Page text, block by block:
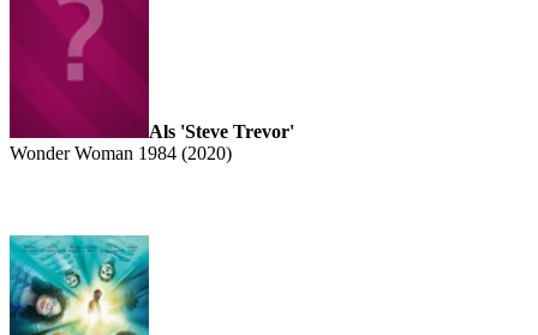
Als 'Steve Trevor'
Wonder Woman 1984 (2020)